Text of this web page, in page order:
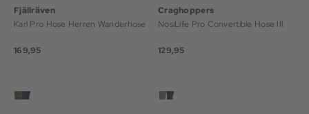
Fjällräven
Karl Pro Hose Herren Wanderhose
169,95
Craghoppers
NosiLife Pro Convertible Hose III
129,95